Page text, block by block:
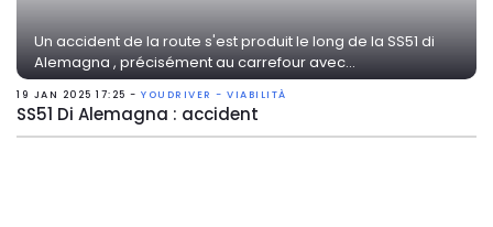
Un accident de la route s'est produit le long de la SS51 di
Alemagna , précisément au carrefour avec...
19 JAN 2025 17:25 - YOUDRIVER - VIABILITÀ
SS51 Di Alemagna : accident